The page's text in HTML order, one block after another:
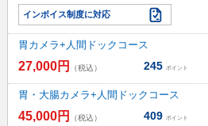
インボイス制度に対応
胃カメラ+人間ドックコース
27,000円 （税込） 245 ポイント
胃・大腸カメラ+人間ドックコース
45,000円 （税込） 409 ポイント